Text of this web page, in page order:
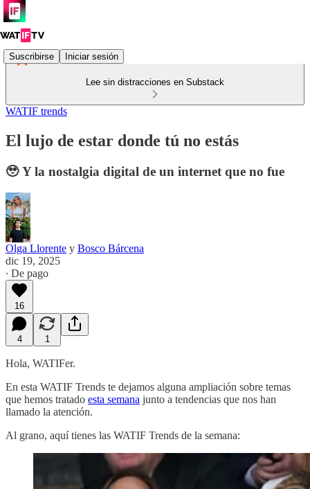
Suscribirse Iniciar sesión
Lee sin distracciones en Substack
WATIF trends
El lujo de estar donde tú no estás
🥹 Y la nostalgia digital de un internet que no fue
Olga Llorente y Bosco Bárcena
dic 19, 2025
∙ De pago
16
4 1
Hola, WATIFer.
En esta WATIF Trends te dejamos alguna ampliación sobre temas
que hemos tratado esta semana junto a tendencias que nos han
llamado la atención.
Al grano, aquí tienes las WATIF Trends de la semana: